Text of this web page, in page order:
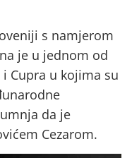
s namjerom
je u jednom od
Cupra u kojima su
da je
Cezarom.